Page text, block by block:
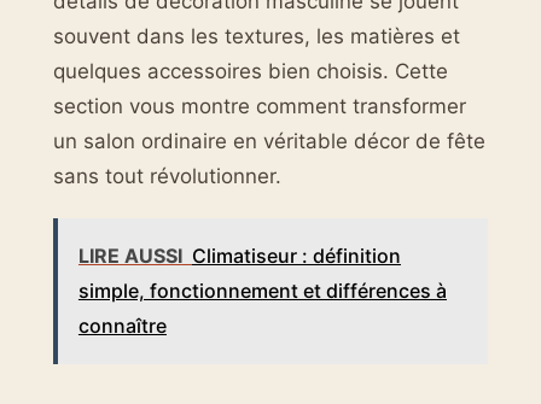
souvent dans les textures, les matières et
quelques accessoires bien choisis. Cette
section vous montre comment transformer
un salon ordinaire en véritable décor de fête
sans tout révolutionner.
LIRE AUSSI Climatiseur : définition
simple, fonctionnement et différences à
connaître